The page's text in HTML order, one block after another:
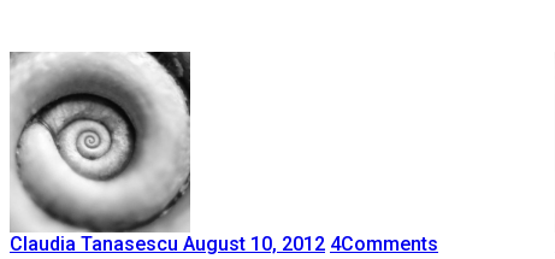
Claudia Tanasescu August 10, 2012 4Comments